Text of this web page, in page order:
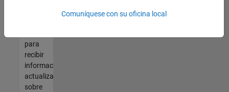
para
recibir
información
actualizada
sobre
Comuníquese con su oficina local